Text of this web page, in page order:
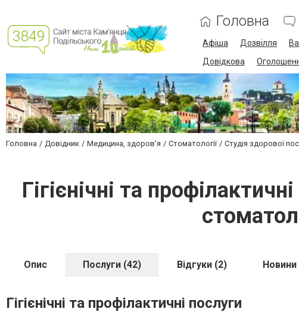
Головна
Афіша Дозвілля
Довідкова
Головна Довідник Медицина, здоров'я Стоматології Студія здорової
Гігієнічні та
Опис Послуги (42) Відгуки (2) Новини
Гігієнічні та профілактичні послуги